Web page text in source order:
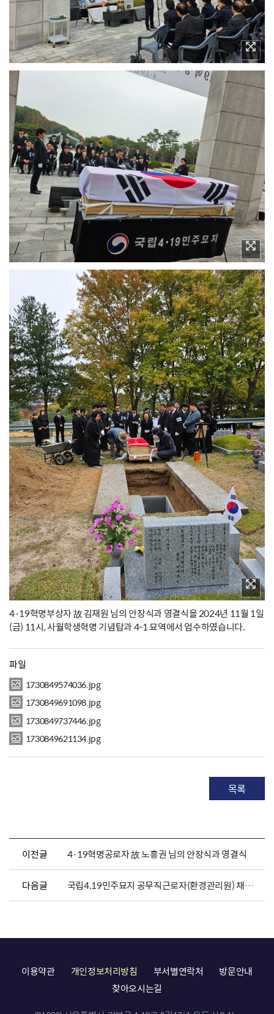
4·19혁명부상자 故 김재원 님의 안장식과 영결식을 2024년 11월 1일
(금) 11시, 사월학생혁명 기념탑과 4-1 묘역에서 엄수하였습니다.
파일
1730849574036.jpg
1730849691098.jpg
1730849737446.jpg
1730849621134.jpg
목록
이전글 4·19혁명공로자 故 노흥권 님의 안장식과 영결식
다음글 국립4.19민주묘지 공무직근로자(환경관리원) 채용 공고
이용약관 개인정보처리방침 부서별연락처
방문안내
찾아오시는길